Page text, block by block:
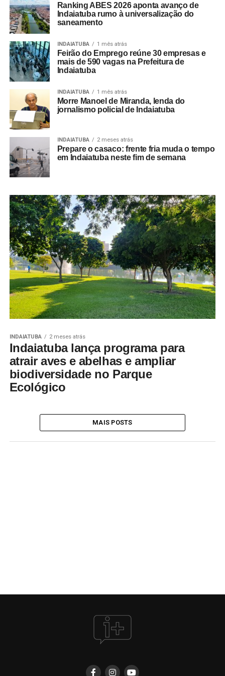
Ranking ABES 2026 aponta avanço de
Indaiatuba rumo à universalização do
saneamento
INDAIATUBA 1 mês atrás
Feirão do Emprego reúne 30 empresas e
mais de 590 vagas na Prefeitura de
Indaiatuba
INDAIATUBA 1 mês atrás
Morre Manoel de Miranda, lenda do
jornalismo policial de Indaiatuba
INDAIATUBA 2 meses atrás
Prepare o casaco: frente fria muda o tempo
em Indaiatuba neste fim de semana
INDAIATUBA 2 meses atrás
Indaiatuba lança programa para
atrair aves e abelhas e ampliar
biodiversidade no Parque
Ecológico
MAIS POSTS